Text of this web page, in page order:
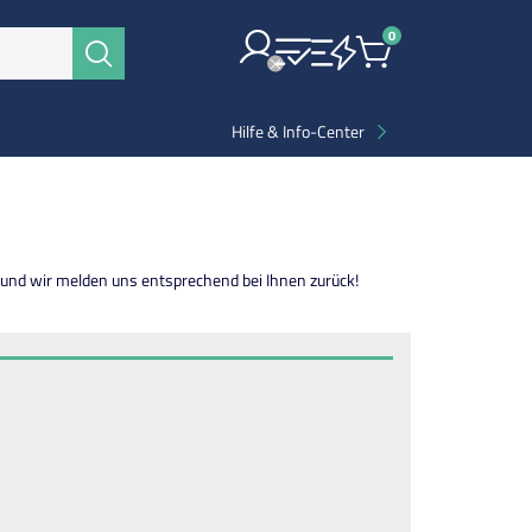
Suchen
0Items
Hilfe & Info-Center
wir melden uns entsprechend bei Ihnen zurück!